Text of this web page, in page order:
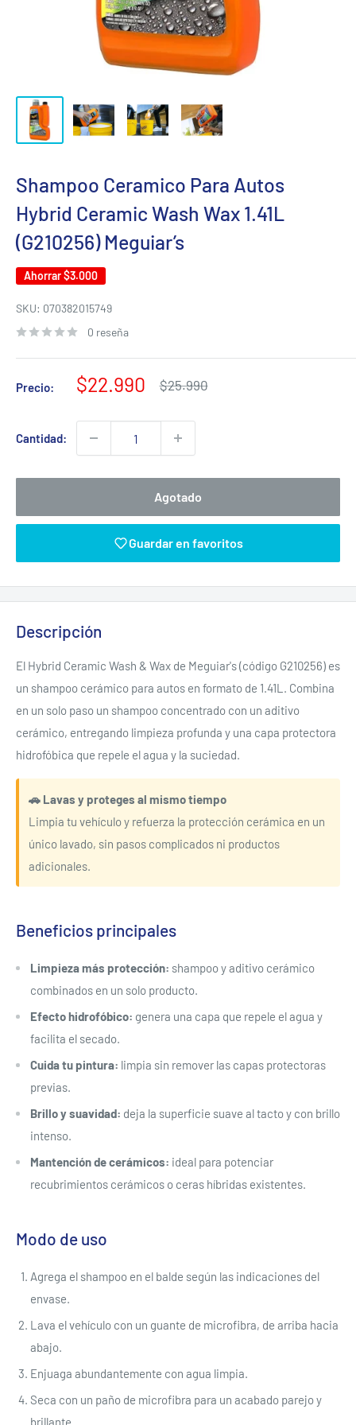
Shampoo Ceramico Para Autos
Hybrid Ceramic Wash Wax 1.41L
(G210256) Meguiar’s
Ahorrar$3.000
SKU: 070382015749
0 reseña
Precio:
Precio
venta
$22.990
Precio
$25.990
Cantidad:
Agotado
Guardar en favoritos
Descripción
El Hybrid Ceramic Wash & Wax de Meguiar's (código G210256) es
un shampoo cerámico para autos en formato de 1.41L. Combina
en un solo paso un shampoo concentrado con un aditivo
cerámico, entregando limpieza profunda y una capa protectora
hidrofóbica que repele el agua y la suciedad.
🚗 Lavas y proteges al mismo tiempo
Limpia tu vehículo y refuerza la protección cerámica en un
único lavado, sin pasos complicados ni productos
adicionales.
Beneficios principales
Limpieza más protección: shampoo y aditivo cerámico
combinados en un solo producto.
Efecto hidrofóbico: genera una capa que repele el agua y
facilita el secado.
Cuida tu pintura: limpia sin remover las capas protectoras
previas.
Brillo y suavidad: deja la superficie suave al tacto y con brillo
intenso.
Mantención de cerámicos: ideal para potenciar
recubrimientos cerámicos o ceras híbridas existentes.
Modo de uso
Agrega el shampoo en el balde según las indicaciones del
envase.
Lava el vehículo con un guante de microfibra, de arriba hacia
abajo.
Enjuaga abundantemente con agua limpia.
Seca con un paño de microfibra para un acabado parejo y
brillante.